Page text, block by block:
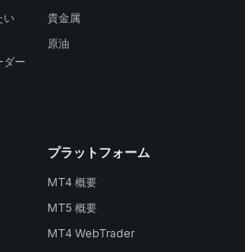
い
ダー
貴金属
原油
プラットフォーム
MT4 概要
MT5 概要
MT4 WebTrader